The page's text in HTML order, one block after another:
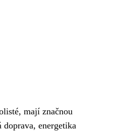
mají značnou
energetika